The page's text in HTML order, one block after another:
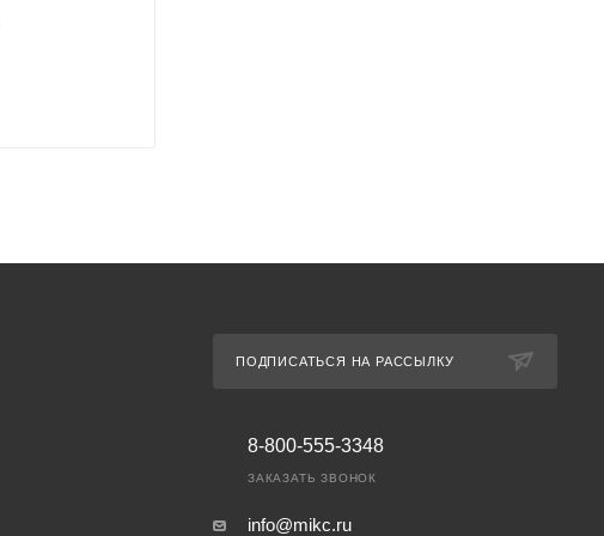
ПОДПИСАТЬСЯ НА РАССЫЛКУ
8-800-555-3348
ЗАКАЗАТЬ ЗВОНОК
info@mikc.ru